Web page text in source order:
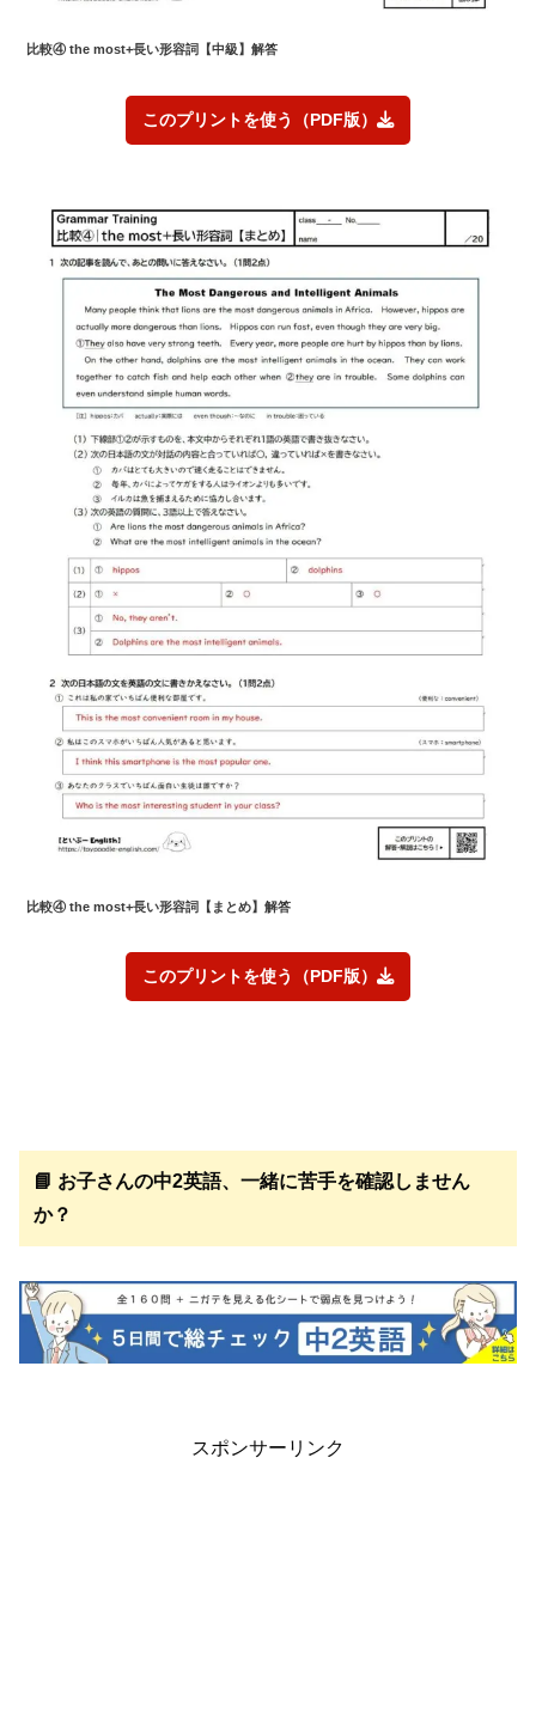
比較④ the most+長い形容詞【中級】解答
このプリントを使う（PDF版）
比較④ the most+長い形容詞【まとめ】解答
このプリントを使う（PDF版）
📘 お子さんの中2英語、一緒に苦手を確認しません
か？
スポンサーリンク